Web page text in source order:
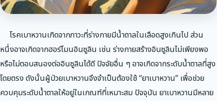
โรคเบาหวานเกิดจากภาวะที่ร่างกายมีน้ำตาลในเลือดสูงเกินไป ส่วน
หนึ่งอาจเกิดจากฮอร์โมนอินซูลิน เช่น ร่างกายสร้างอินซูลินไม่เพียงพอ
หรือไม่ตอบสนองต่ออินซูลินได้ดี ปัจจัยอื่น ๆ อาจเกิดจากระดับน้ำตาลที่สูง
โดยตรง ดังนั้นผู้ป่วยเบาหวานจึงจำเป็นต้องใช้ “ยาเบาหวาน” เพื่อช่วย
ควบคุมระดับน้ำตาลให้อยู่ในเกณฑ์ที่เหมาะสม ปัจจุบัน ยาเบาหวานมีหลาย